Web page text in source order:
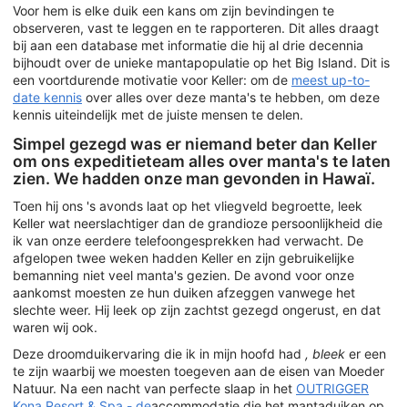
Voor hem is elke duik een kans om zijn bevindingen te
observeren, vast te leggen en te rapporteren. Dit alles draagt
bij aan een database met informatie die hij al drie decennia
bijhoudt over de unieke mantapopulatie op het Big Island. Dit is
een voortdurende motivatie voor Keller: om de meest up-to-
date kennis over alles over deze manta's te hebben, om deze
kennis uiteindelijk met de juiste mensen te delen.
Simpel gezegd was er niemand beter dan Keller
om ons expeditieteam alles over manta's te laten
zien. We hadden onze man gevonden in Hawaï.
Toen hij ons 's avonds laat op het vliegveld begroette, leek
Keller wat neerslachtiger dan de grandioze persoonlijkheid die
ik van onze eerdere telefoongesprekken had verwacht. De
afgelopen twee weken hadden Keller en zijn gebruikelijke
bemanning niet veel manta's gezien. De avond voor onze
aankomst moesten ze hun duiken afzeggen vanwege het
slechte weer. Hij leek op zijn zachtst gezegd ongerust, en dat
waren wij ook.
Deze droomduikervaring die ik in mijn hoofd had , bleek er een
te zijn waarbij we moesten toegeven aan de eisen van Moeder
Natuur. Na een nacht van perfecte slaap in het OUTRIGGER